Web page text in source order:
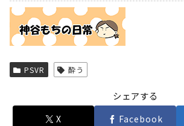
Powered by livedoor 相互RSS
PSVR 酔う
シェアする
X Facebook